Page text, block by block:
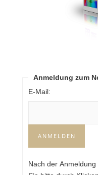
Anmeldung zum
E-Mail:
Nach der